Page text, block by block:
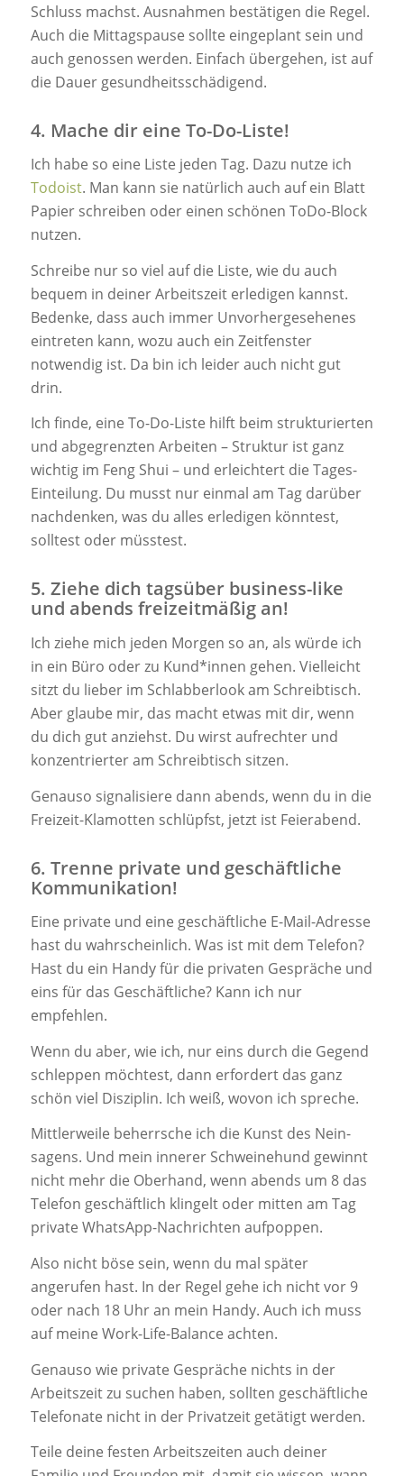
Schluss machst. Ausnahmen bestätigen die Regel.
Auch die Mittagspause sollte eingeplant sein und
auch genossen werden. Einfach übergehen, ist auf
die Dauer gesundheitsschädigend.
4. Mache dir eine To-Do-Liste!
Ich habe so eine Liste jeden Tag. Dazu nutze ich
Todoist. Man kann sie natürlich auch auf ein Blatt
Papier schreiben oder einen schönen ToDo-Block
nutzen.
Schreibe nur so viel auf die Liste, wie du auch
bequem in deiner Arbeitszeit erledigen kannst.
Bedenke, dass auch immer Unvorhergesehenes
eintreten kann, wozu auch ein Zeitfenster
notwendig ist. Da bin ich leider auch nicht gut
drin.
Ich finde, eine To-Do-Liste hilft beim strukturierten
und abgegrenzten Arbeiten – Struktur ist ganz
wichtig im Feng Shui – und erleichtert die Tages-
Einteilung. Du musst nur einmal am Tag darüber
nachdenken, was du alles erledigen könntest,
solltest oder müsstest.
5. Ziehe dich tagsüber business-like
und abends freizeitmäßig an!
Ich ziehe mich jeden Morgen so an, als würde ich
in ein Büro oder zu Kund*innen gehen. Vielleicht
sitzt du lieber im Schlabberlook am Schreibtisch.
Aber glaube mir, das macht etwas mit dir, wenn
du dich gut anziehst. Du wirst aufrechter und
konzentrierter am Schreibtisch sitzen.
Genauso signalisiere dann abends, wenn du in die
Freizeit-Klamotten schlüpfst, jetzt ist Feierabend.
6. Trenne private und geschäftliche
Kommunikation!
Eine private und eine geschäftliche E-Mail-Adresse
hast du wahrscheinlich. Was ist mit dem Telefon?
Hast du ein Handy für die privaten Gespräche und
eins für das Geschäftliche? Kann ich nur
empfehlen.
Wenn du aber, wie ich, nur eins durch die Gegend
schleppen möchtest, dann erfordert das ganz
schön viel Disziplin. Ich weiß, wovon ich spreche.
Mittlerweile beherrsche ich die Kunst des Nein-
sagens. Und mein innerer Schweinehund gewinnt
nicht mehr die Oberhand, wenn abends um 8 das
Telefon geschäftlich klingelt oder mitten am Tag
private WhatsApp-Nachrichten aufpoppen.
Also nicht böse sein, wenn du mal später
angerufen hast. In der Regel gehe ich nicht vor 9
oder nach 18 Uhr an mein Handy. Auch ich muss
auf meine Work-Life-Balance achten.
Genauso wie private Gespräche nichts in der
Arbeitszeit zu suchen haben, sollten geschäftliche
Telefonate nicht in der Privatzeit getätigt werden.
Teile deine festen Arbeitszeiten auch deiner